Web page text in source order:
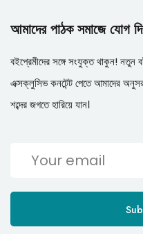
আমাদের পাঠক সমাজে যোগ
বইপ্রেমীদের সঙ্গে সংযুক্ত থাকুন! নতুন
এক্সক্লুসিভ কনটেন্ট পেতে আমাদের
শব্দের জগতে হারিয়ে যান।